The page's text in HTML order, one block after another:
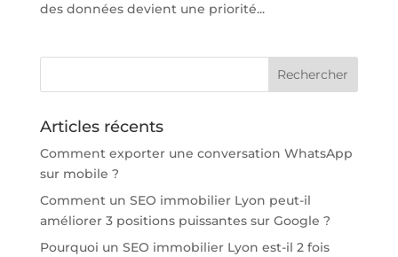
des données devient une priorité...
Articles récents
Comment exporter une conversation WhatsApp
sur mobile ?
Comment un SEO immobilier Lyon peut-il
améliorer 3 positions puissantes sur Google ?
Pourquoi un SEO immobilier Lyon est-il 2 fois